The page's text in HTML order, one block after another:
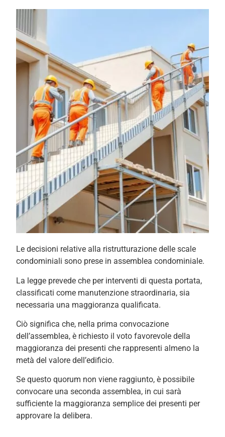
Le decisioni relative alla ristrutturazione delle scale
condominiali sono prese in assemblea condominiale.
La legge prevede che per interventi di questa portata,
classificati come manutenzione straordinaria, sia
necessaria una maggioranza qualificata.
Ciò significa che, nella prima convocazione
dell’assemblea, è richiesto il voto favorevole della
maggioranza dei presenti che rappresenti almeno la
metà del valore dell’edificio.
Se questo quorum non viene raggiunto, è possibile
convocare una seconda assemblea, in cui sarà
sufficiente la maggioranza semplice dei presenti per
approvare la delibera.